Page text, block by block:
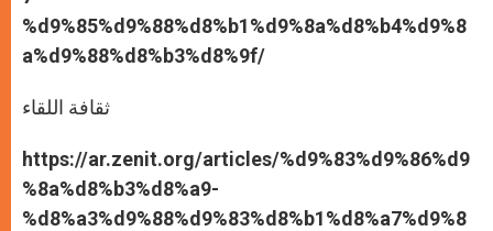
%d9%85%d9%88%d8%b1%d9%8a%d8%b4%d9%8
a%d9%88%d8%b3%d8%9f/
ثقافة اللقاء
https://ar.zenit.org/articles/%d9%83%d9%86%d9
%8a%d8%b3%d8%a9-
%d8%a3%d9%88%d9%83%d8%b1%d8%a7%d9%8